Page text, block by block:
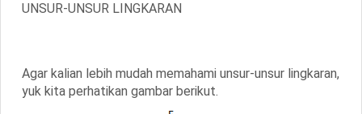
UNSUR-UNSUR LINGKARAN
Agar kalian lebih mudah memahami unsur-unsur lingkaran,
yuk kita perhatikan gambar berikut.